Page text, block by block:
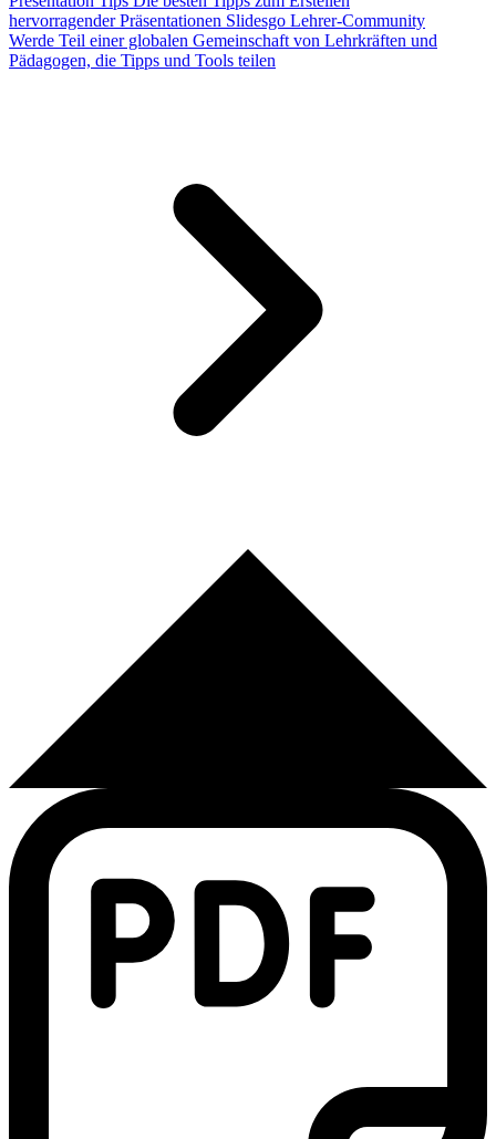
hervorragender Präsentationen Slidesgo Lehrer-Community
Werde Teil einer globalen Gemeinschaft von Lehrkräften und
Pädagogen, die Tipps und Tools teilen